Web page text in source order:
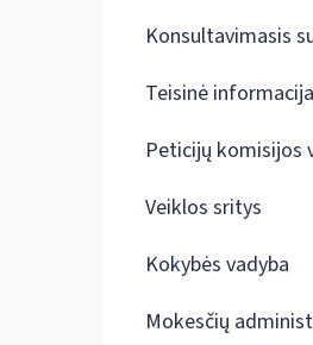
Konsultavimasis
Teisinė informacija
Peticijų komisijos
Veiklos sritys
Kokybės vadyba
Mokesčių